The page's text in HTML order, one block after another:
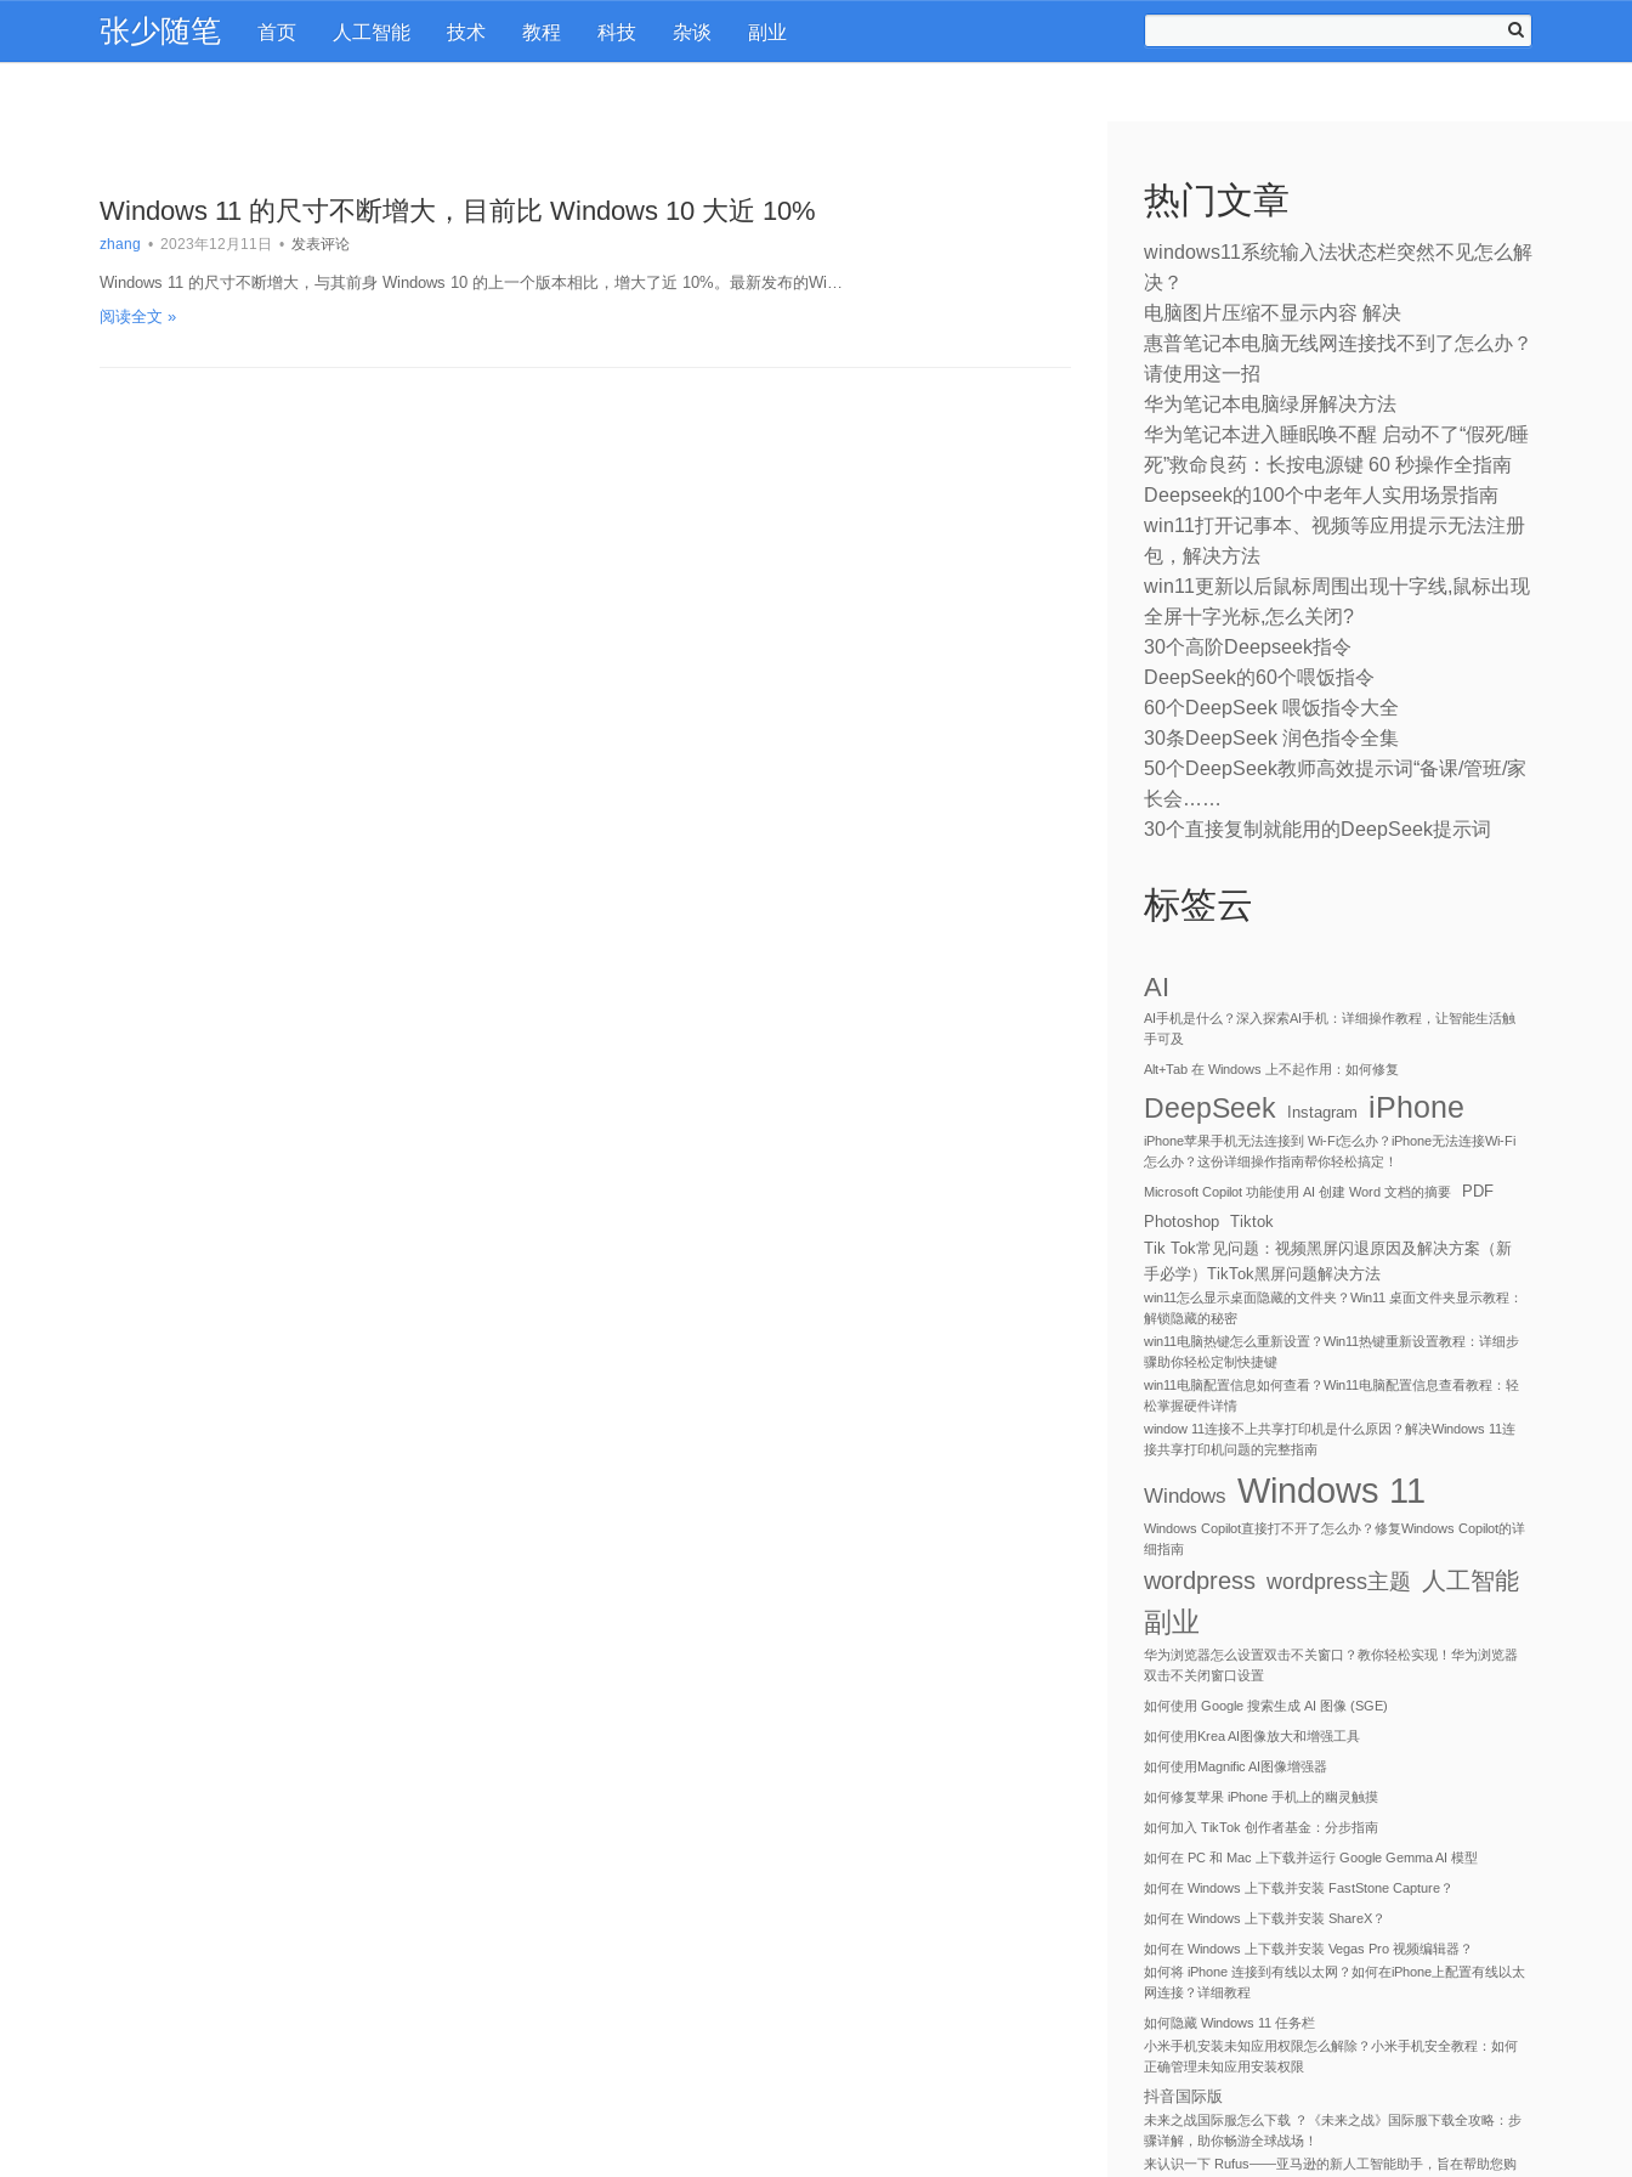
张少随笔 首页 人工智能 技术 教程 科技 杂谈 副业
Windows 11 的尺寸不断增大，目前比 Windows 10 大近 10%
zhang • 2023年12月11日 • 发表评论
Windows 11 的尺寸不断增大，与其前身 Windows 10 的上一个版本相比，增大了近 10%。最新发布的Wi…
阅读全文 »
热门文章
windows11系统输入法状态栏突然不见怎么解
决？
电脑图片压缩不显示内容 解决
惠普笔记本电脑无线网连接找不到了怎么办？
请使用这一招
华为笔记本电脑绿屏解决方法
华为笔记本进入睡眠唤不醒 启动不了“假死/睡
死”救命良药：长按电源键 60 秒操作全指南
Deepseek的100个中老年人实用场景指南
win11打开记事本、视频等应用提示无法注册
包，解决方法
win11更新以后鼠标周围出现十字线,鼠标出现
全屏十字光标,怎么关闭?
30个高阶Deepseek指令
DeepSeek的60个喂饭指令
60个DeepSeek 喂饭指令大全
30条DeepSeek 润色指令全集
50个DeepSeek教师高效提示词“备课/管班/家
长会……
30个直接复制就能用的DeepSeek提示词
标签云
AI
AI手机是什么？深入探索AI手机：详细操作教程，让智能生活触
手可及
Alt+Tab 在 Windows 上不起作用：如何修复
DeepSeek Instagram iPhone
iPhone苹果手机无法连接到 Wi-Fi怎么办？iPhone无法连接Wi-Fi
怎么办？这份详细操作指南帮你轻松搞定！
Microsoft Copilot 功能使用 AI 创建 Word 文档的摘要
PDF
Photoshop Tiktok
Tik Tok常见问题：视频黑屏闪退原因及解决方案（新
手必学）TikTok黑屏问题解决方法
win11怎么显示桌面隐藏的文件夹？Win11 桌面文件夹显示教程：
解锁隐藏的秘密
win11电脑热键怎么重新设置？Win11热键重新设置教程：详细步
骤助你轻松定制快捷键
win11电脑配置信息如何查看？Win11电脑配置信息查看教程：轻
松掌握硬件详情
window 11连接不上共享打印机是什么原因？解决Windows 11连
接共享打印机问题的完整指南
Windows Windows 11
Windows Copilot直接打不开了怎么办？修复Windows Copilot的详
细指南
wordpress wordpress主题 人工智能
副业
华为浏览器怎么设置双击不关窗口？教你轻松实现！华为浏览器
双击不关闭窗口设置
如何使用 Google 搜索生成 AI 图像 (SGE)
如何使用Krea AI图像放大和增强工具
如何使用Magnific AI图像增强器
如何修复苹果 iPhone 手机上的幽灵触摸
如何加入 TikTok 创作者基金：分步指南
如何在 PC 和 Mac 上下载并运行 Google Gemma AI 模型
如何在 Windows 上下载并安装 FastStone Capture？
如何在 Windows 上下载并安装 ShareX？
如何在 Windows 上下载并安装 Vegas Pro 视频编辑器？
如何将 iPhone 连接到有线以太网？如何在iPhone上配置有线以太
网连接？详细教程
如何隐藏 Windows 11 任务栏
小米手机安装未知应用权限怎么解除？小米手机安全教程：如何
正确管理未知应用安装权限
抖音国际版
未来之战国际服怎么下载 ？《未来之战》国际服下载全攻略：步
骤详解，助你畅游全球战场！
来认识一下 Rufus——亚马逊的新人工智能助手，旨在帮助您购